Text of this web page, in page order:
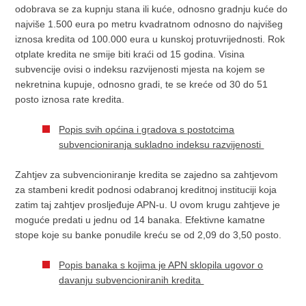
odobrava se za kupnju stana ili kuće, odnosno gradnju kuće do
najviše 1.500 eura po metru kvadratnom odnosno do najvišeg
iznosa kredita od 100.000 eura u kunskoj protuvrijednosti. Rok
otplate kredita ne smije biti kraći od 15 godina. Visina
subvencije ovisi o indeksu razvijenosti mjesta na kojem se
nekretnina kupuje, odnosno gradi, te se kreće od 30 do 51
posto iznosa rate kredita.
Popis svih općina i gradova s postotcima
subvencioniranja sukladno indeksu razvijenosti
Zahtjev za subvencioniranje kredita se zajedno sa zahtjevom
za stambeni kredit podnosi odabranoj kreditnoj instituciji koja
zatim taj zahtjev prosljeđuje APN-u. U ovom krugu zahtjeve je
moguće predati u jednu od 14 banaka. Efektivne kamatne
stope koje su banke ponudile kreću se od 2,09 do 3,50 posto.
Popis banaka s kojima je APN sklopila ugovor o
davanju subvencioniranih kredita